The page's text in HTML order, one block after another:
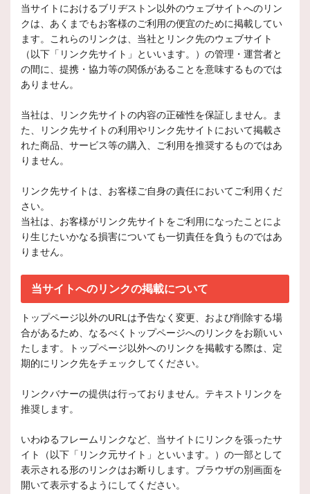
当サイトにおけるブリヂストン以外のウェブサイトへのリン
クは、あくまでもお客様のご利用の便宜のために掲載してい
ます。これらのリンクは、当社とリンク先のウェブサイト
（以下「リンク先サイト」といいます。）の管理・運営者と
の間に、提携・協力等の関係があることを意味するものでは
ありません。
当社は、リンク先サイトの内容の正確性を保証しません。ま
た、リンク先サイトの利用やリンク先サイトにおいて掲載さ
れた商品、サービス等の購入、ご利用を推奨するものではあ
りません。
リンク先サイトは、お客様ご自身の責任においてご利用くだ
さい。
当社は、お客様がリンク先サイトをご利用になったことによ
り生じたいかなる損害についても一切責任を負うものではあ
りません。
当サイトへのリンクの掲載について
トップページ以外のURLは予告なく変更、および削除する場
合があるため、なるべくトップページへのリンクをお願いい
たします。トップページ以外へのリンクを掲載する際は、定
期的にリンク先をチェックしてください。
リンクバナーの提供は行っておりません。テキストリンクを
推奨します。
いわゆるフレームリンクなど、当サイトにリンクを張ったサ
イト（以下「リンク元サイト」といいます。）の一部として
表示される形のリンクはお断りします。ブラウザの別画面を
開いて表示するようにしてください。